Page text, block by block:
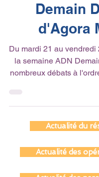
La
Demain
d'Agora
Du mardi 21 au vendredi
le...
Actualité du
Actualité des